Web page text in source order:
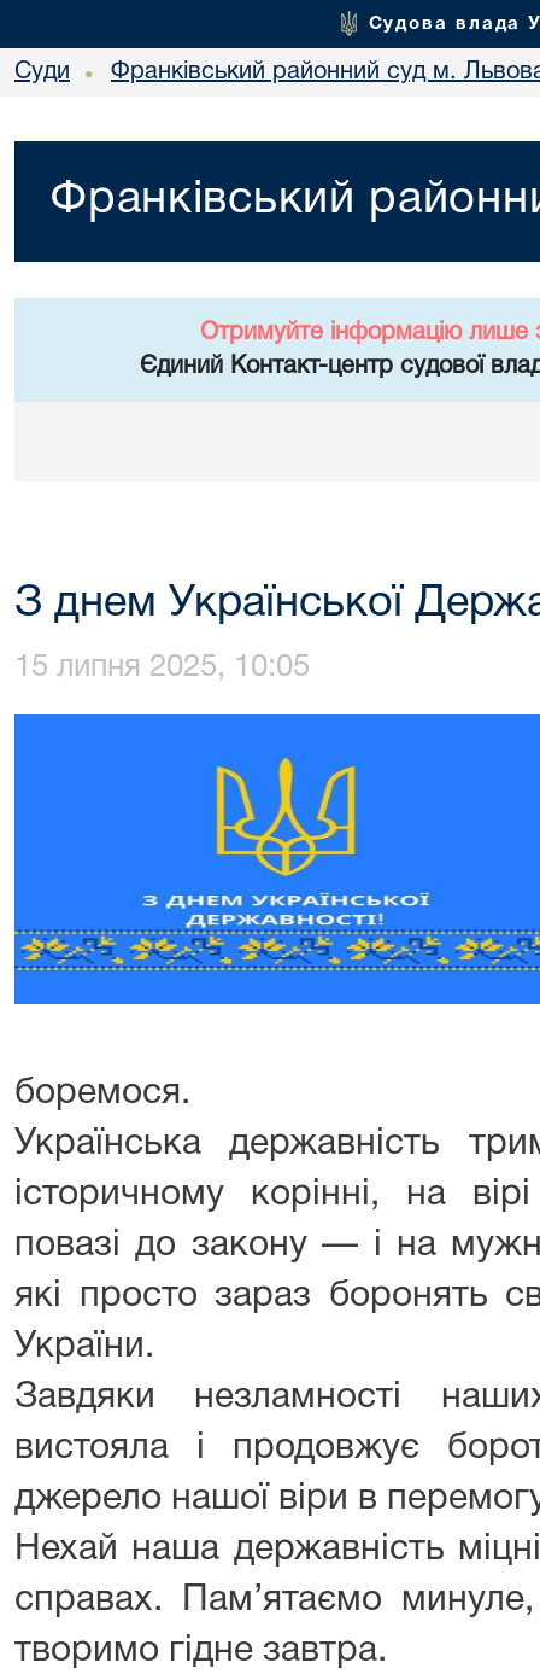
Судова влада
Суди • Франківський районний суд м.
Франківський
Отримуйте інформацію лише
Єдиний Контакт-центр судової
З днем Української
15 липня 2025, 10:05
боремося.
Українська державність
історичному корінні, на
повазі до закону — і на
які просто зараз боронять
України.
Завдяки незламності
вистояла і продовжує
джерело нашої віри в
Нехай наша державність
справах. Пам’ятаємо
творимо гідне завтра.